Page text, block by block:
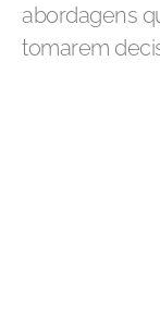
abordagens
tomarem